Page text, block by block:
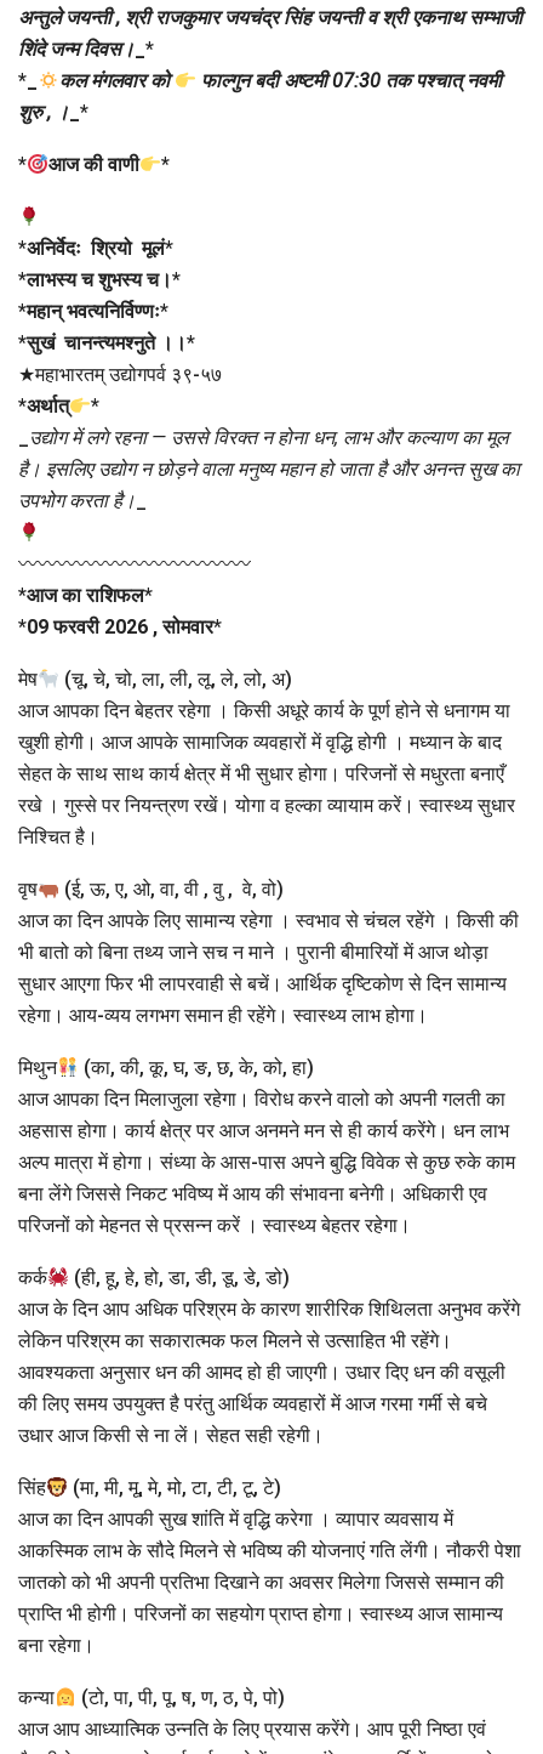
अन्तुले जयन्ती , श्री राजकुमार जयचंद्र सिंह जयन्ती व श्री एकनाथ सम्भाजी
शिंदे जन्म दिवस। *
*
कल मंगलवार को
फाल्गुन बदी अष्टमी 07:30 तक पश्चात् नवमी
शुरु , । *
* आज की वाणी *
*अनिर्वेदः श्रियो मूलं*
*लाभस्य च शुभस्य च।*
*महान् भवत्यनिर्विण्णः*
*सुखं चानन्त्यमश्नुते ।।*
★महाभारतम् उद्योगपर्व ३९-५७
*अर्थात्
*
उद्योग में लगे रहना — उससे विरक्त न होना धन, लाभ और कल्याण का मूल
है। इसलिए उद्योग न छोड़ने वाला मनुष्य महान हो जाता है और अनन्त सुख का
उपभोग करता है।
〰〰〰〰〰〰〰〰〰〰〰〰
*आज का राशिफल*
*09 फरवरी 2026 , सोमवार*
मेष
(चू, चे, चो, ला, ली, लू, ले, लो, अ)
आज आपका दिन बेहतर रहेगा । किसी अधूरे कार्य के पूर्ण होने से धनागम या
खुशी होगी। आज आपके सामाजिक व्यवहारों में वृद्धि होगी । मध्यान के बाद
सेहत के साथ साथ कार्य क्षेत्र में भी सुधार होगा। परिजनों से मधुरता बनाएँ
रखे । गुस्से पर नियन्त्रण रखें। योगा व हल्का व्यायाम करें। स्वास्थ्य सुधार
निश्चित है।
वृष
(ई, ऊ, ए, ओ, वा, वी , वु , वे, वो)
आज का दिन आपके लिए सामान्य रहेगा । स्वभाव से चंचल रहेंगे । किसी की
भी बातो को बिना तथ्य जाने सच न माने । पुरानी बीमारियों में आज थोड़ा
सुधार आएगा फिर भी लापरवाही से बचें। आर्थिक दृष्टिकोण से दिन सामान्य
रहेगा। आय-व्यय लगभग समान ही रहेंगे। स्वास्थ्य लाभ होगा।
मिथुन
(का, की, कू, घ, ङ, छ, के, को, हा)
आज आपका दिन मिलाजुला रहेगा। विरोध करने वालो को अपनी गलती का
अहसास होगा। कार्य क्षेत्र पर आज अनमने मन से ही कार्य करेंगे। धन लाभ
अल्प मात्रा में होगा। संध्या के आस-पास अपने बुद्धि विवेक से कुछ रुके काम
बना लेंगे जिससे निकट भविष्य में आय की संभावना बनेगी। अधिकारी एव
परिजनों को मेहनत से प्रसन्न करें । स्वास्थ्य बेहतर रहेगा।
कर्क
(ही, हू, हे, हो, डा, डी, डू, डे, डो)
आज के दिन आप अधिक परिश्रम के कारण शारीरिक शिथिलता अनुभव करेंगे
लेकिन परिश्रम का सकारात्मक फल मिलने से उत्साहित भी रहेंगे।
आवश्यकता अनुसार धन की आमद हो ही जाएगी। उधार दिए धन की वसूली
की लिए समय उपयुक्त है परंतु आर्थिक व्यवहारों में आज गरमा गर्मी से बचे
उधार आज किसी से ना लें। सेहत सही रहेगी।
सिंह
(मा, मी, मू, मे, मो, टा, टी, टू, टे)
आज का दिन आपकी सुख शांति में वृद्धि करेगा । व्यापार व्यवसाय में
आकस्मिक लाभ के सौदे मिलने से भविष्य की योजनाएं गति लेंगी। नौकरी पेशा
जातको को भी अपनी प्रतिभा दिखाने का अवसर मिलेगा जिससे सम्मान की
प्राप्ति भी होगी। परिजनों का सहयोग प्राप्त होगा। स्वास्थ्य आज सामान्य
बना रहेगा।
कन्या
(टो, पा, पी, पू, ष, ण, ठ, पे, पो)
आज आप आध्यात्मिक उन्नति के लिए प्रयास करेंगे। आप पूरी निष्ठा एवं